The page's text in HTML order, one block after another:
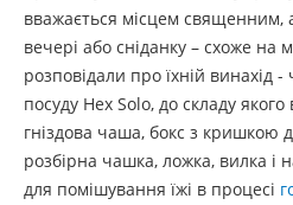
вважається місцем священним,
вечері або сніданку – схоже на
розповідали про їхній винахід
посуду Hex Solo, до складу
гніздова чаша, бокс з кришкою
розбірна чашка, ложка, вилка і
для помішування їжі в процесі